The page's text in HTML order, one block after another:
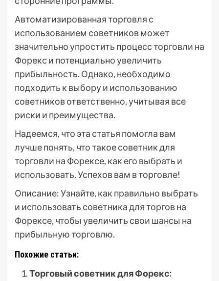
Автоматизированная торговля с
использованием советников может
значительно упростить процесс торговли на
Форекс и потенциально увеличить
прибыльность. Однако, необходимо
подходить к выбору и использованию
советников ответственно, учитывая все
риски и преимущества.
Надеемся, что эта статья помогла вам
лучше понять, что такое советник для
торговли на Форексе, как его выбрать и
использовать. Успехов вам в торговле!
Описание: Узнайте, как правильно выбрать
и использовать советника для торгов на
Форексе, чтобы увеличить свои шансы на
прибыльную торговлю.
Похожие статьи:
Торговый советник для Форекс: